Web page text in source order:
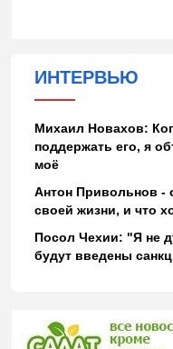
ИНТЕРВЬЮ
Михаил Новахов:
поддержать его, я
моё
Антон Привольнов -
своей жизни, и что
Посол Чехии: "Я не
будут введены